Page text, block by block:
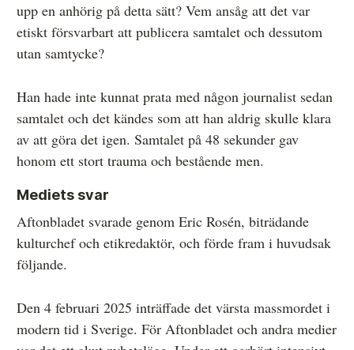
upp en anhörig på detta sätt? Vem ansåg att det var
etiskt försvarbart att publicera samtalet och dessutom
utan samtycke?
Han hade inte kunnat prata med någon journalist sedan
samtalet och det kändes som att han aldrig skulle klara
av att göra det igen. Samtalet på 48 sekunder gav
honom ett stort trauma och bestående men.
Mediets svar
Aftonbladet svarade genom Eric Rosén, biträdande
kulturchef och etikredaktör, och förde fram i huvudsak
följande.
Den 4 februari 2025 inträffade det värsta massmordet i
modern tid i Sverige. För Aftonbladet och andra medier